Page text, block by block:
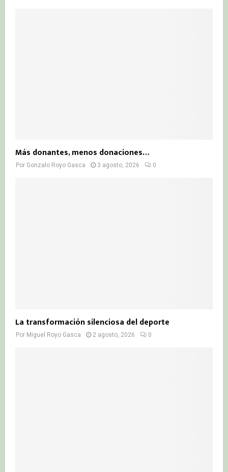
Más donantes, menos donaciones…
Por Gonzalo Royo Gasca 3 agosto, 2026 0
La transformación silenciosa del deporte
Por Miguel Royo Gasca 2 agosto, 2026 0